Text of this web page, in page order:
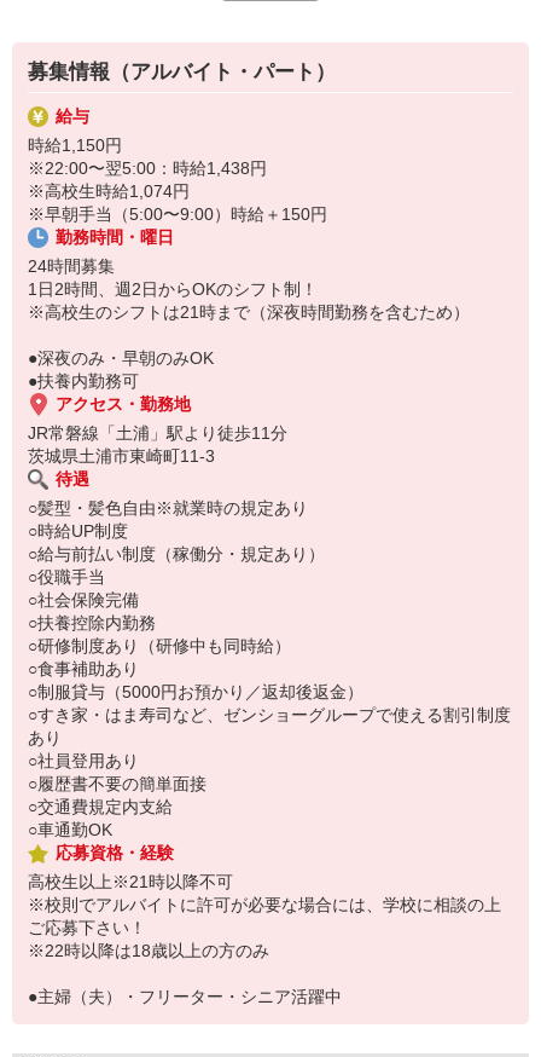
与兵衛、オリーブの丘、焼肉いちばんなどを経営しているゼンシ
ョーグループ！
その中のひとつ『すき家』でお仕事しませんか？
あなたの笑顔で！
すばやく提供！
他にも、食材の調整や金銭管理、新しく入社したクルーの研修など
様々なお仕事があります。
セルフオーダー、セルフ会計で、現金の受け渡しはほとんどありま
せん。※一部店舗を除く
取り間違いもなく安心でスムーズ♪
マニュアルも用意していますので飲食店が初めての方でも大丈夫！
もちろん先輩クルーがしっかり教えてくれるので安心してくださ
い。
募集情報（アルバイト・パート）
給与
時給1,150円
※22:00〜翌5:00：時給1,438円
※高校生時給1,074円
※早朝手当（5:00〜9:00）時給＋150円
勤務時間・曜日
24時間募集
1日2時間、週2日からOKのシフト制！
※高校生のシフトは21時まで（深夜時間勤務を含むため）
●深夜のみ・早朝のみOK
●扶養内勤務可
アクセス・勤務地
JR常磐線「土浦」駅より徒歩11分
茨城県土浦市東崎町11-3
待遇
○髪型・髪色自由※就業時の規定あり
○時給UP制度
○給与前払い制度（稼働分・規定あり）
○役職手当
○社会保険完備
○扶養控除内勤務
○研修制度あり（研修中も同時給）
○食事補助あり
○制服貸与（5000円お預かり／返却後返金）
○すき家・はま寿司など、ゼンショーグループで使える割引制度
あり
○社員登用あり
○履歴書不要の簡単面接
○交通費規定内支給
○車通勤OK
応募資格・経験
高校生以上※21時以降不可
※校則でアルバイトに許可が必要な場合には、学校に相談の上
ご応募下さい！
※22時以降は18歳以上の方のみ
●主婦（夫）・フリーター・シニア活躍中